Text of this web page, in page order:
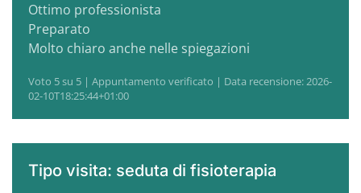
Ottimo professionista
Preparato
Molto chiaro anche nelle spiegazioni
Voto 5 su 5 | Appuntamento verificato | Data recensione: 2026-
02-10T18:25:44+01:00
Tipo visita: seduta di fisioterapia